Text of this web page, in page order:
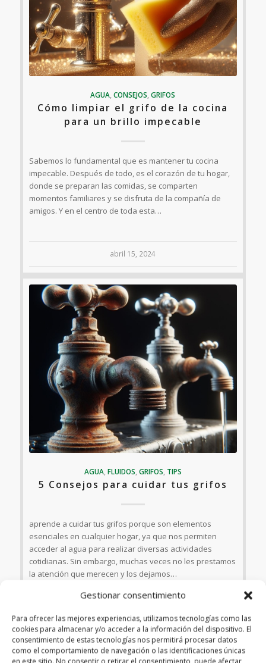
Gestionar consentimiento
Para ofrecer las mejores experiencias, utilizamos tecnologías como las
cookies para almacenar y/o acceder a la información del dispositivo. El
consentimiento de estas tecnologías nos permitirá procesar datos
como el comportamiento de navegación o las identificaciones únicas
AGUA ,CONSEJOS ,GRIFOS
Cómo limpiar el grifo de la cocina
para un brillo impecable
Sabemos lo fundamental que es mantener tu cocina
impecable. Después de todo, es el corazón de tu hogar,
donde se preparan las comidas, se comparten
momentos familiares y se disfruta de la compañía de
amigos. Y en el centro de toda esta…
abril 15, 2024
AGUA,FLUIDOS,GRIFOS, TIPS
5 Consejos para cuidar tus grifos
aprende a cuidar tus grifos porque son elementos
esenciales en cualquier hogar, ya que nos permiten
acceder al agua para realizar diversas actividades
cotidianas. Sin embargo, muchas veces no les prestamos
la atención que merecen y los dejamos…
marzo 11, 2024